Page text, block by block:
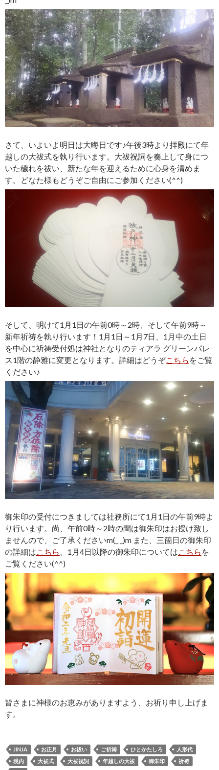
さて、いよいよ明日は大晦日です♪午後3時より拝殿にて年
越しの大祓式を執り行います。大祓祝詞を奏上して身につ
いた穢れを祓い、新たな年を迎えるために心身を清めま
す。どなた様もどうぞご自由にご参加ください(^^)
そして、明けて1月1日の午前0時～2時、そして午前9時～
新年祈祷を執り行います！1月1日～1月7日、1月中の土日
を中心に祈祷受付処は神社となりのティアラ グリーンパレ
ス1階の静雅に変更となります。詳細はどうぞこちら をご覧
ください♪
御朱印の受付につきましては社務所にて1月1日の午前9時よ
り行います。尚、午前0時～2時の間は御朱印はお授け致し
ませんので、ご了承くださいm(_ _)m また、三箇日の御朱印
の詳細は こちら 、1月4日以降の御朱印については こちら を
ご覧ください(^^)
皆さまに神様のお恵みがありますよう、お祈り申し上げま
す。
JINJA お正月 お祓い ご祈祷 ひとかたしろ
人形代
境内
大祓式 大祓祝詞 年越しの大祓 御朱印
祈祷